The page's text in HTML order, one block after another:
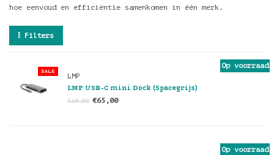
hoe eenvoud en efficiëntie samenkomen in één merk.
Filters
Op voorraad
SALE
LMP
LMP USB-C mini Dock (Spacegrijs)
€69,00 €65,00
Op voorraad